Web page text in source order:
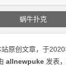
蜗牛扑克
站原创文章，于
allnewpuke 发表